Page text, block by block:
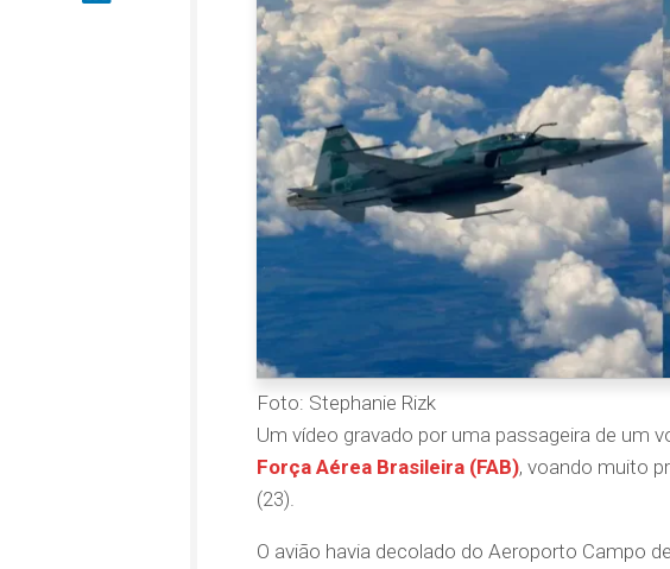
Foto: Stephanie Rizk
Um vídeo gravado por uma passageira de um
Força Aérea Brasileira (FAB), voando muito
(23).
O avião havia decolado do Aeroporto Campo